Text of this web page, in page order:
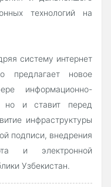
технологий на
систему интернет
предлагает новое
информационно-
но и ставит перед
инфраструктуры
подписи, внедрения
и электронной
Узбекистан.